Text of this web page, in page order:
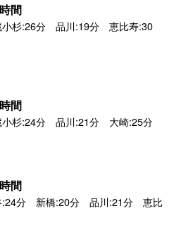
間
杉:26分 品川:19分 恵比寿:30
間
杉:24分 品川:21分 大崎:25分
間
分 新橋:20分 品川:21分 恵比